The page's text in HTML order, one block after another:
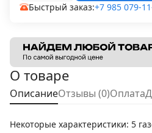
Быстрый заказ:+7 985 079-
О товаре
ОписаниеОтзывы (0)Оплата
Некоторые характеристики: 5